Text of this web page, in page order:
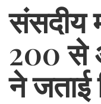
संसदीय
200 से
ने जताई